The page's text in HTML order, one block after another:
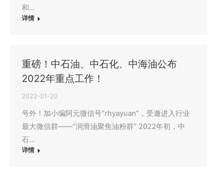
和…
详情
重磅！中石油、中石化、中海油公布
2022年重点工作！
2022-01-20
号外！加小编阿元微信号“rhyayuan”，受邀进入行业
最大微信群——“润滑油聚焦油粉群” 2022年初，中
石…
详情